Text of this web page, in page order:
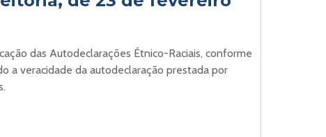
das Autodeclarações Étnico-Raciais, conforme
a veracidade da autodeclaração prestada por